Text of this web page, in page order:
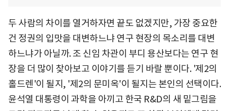
두 사람의 차이를 열거하자면 끝도 없겠지만, 가장 중요한
건 정권의 입맛을 대변하느냐 연구 현장의 목소리를 대변
하느냐가 아닐까. 조 신임 차관이 부디 용산보다는 연구 현
장을 더 많이 찾아보고 이야기를 듣기 바랄 뿐이다. '제2의
홀드렌'이 될지, '제2의 문미옥'이 될지는 본인의 선택이다.
윤석열 대통령이 과학을 아끼고 한국 R&D의 새 밑그림을